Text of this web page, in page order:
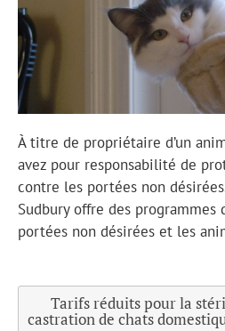
À titre de propriétaire d’un
avez pour responsabilité de
contre les portées non
Sudbury offre des
portées non désirées et les
Tarifs réduits pour la
castration de chats